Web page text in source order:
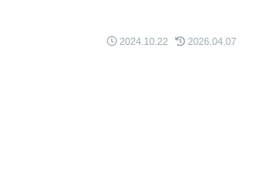
2024.10.22 2026.04.07